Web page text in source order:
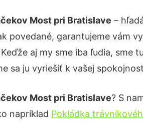
Most pri Bratislave –
povedané, garantujeme vám
aj my sme iba ľudia, sme
sa ju vyriešiť k vašej
Most pri Bratislave? S
napríklad Pokládka